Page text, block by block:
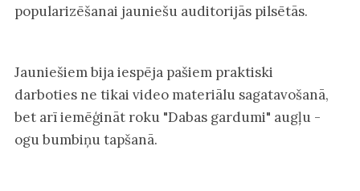
popularizēšanai jauniešu auditorijās pilsētās.
Jauniešiem bija iespēja pašiem praktiski
darboties ne tikai video materiālu sagatavošanā,
bet arī iemēģināt roku "Dabas gardumi" augļu -
ogu bumbiņu tapšanā.